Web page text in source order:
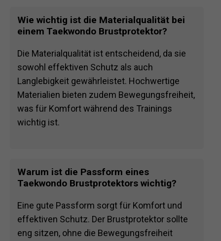
Wie wichtig ist die Materialqualität bei
einem Taekwondo Brustprotektor?
Die Materialqualität ist entscheidend, da sie
sowohl effektiven Schutz als auch
Langlebigkeit gewährleistet. Hochwertige
Materialien bieten zudem Bewegungsfreiheit,
was für Komfort während des Trainings
wichtig ist.
Warum ist die Passform eines
Taekwondo Brustprotektors wichtig?
Eine gute Passform sorgt für Komfort und
effektiven Schutz. Der Brustprotektor sollte
eng sitzen, ohne die Bewegungsfreiheit